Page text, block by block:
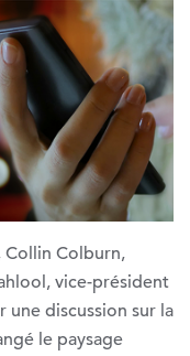
Collin Colburn,
vice-président
une discussion sur la
le paysage